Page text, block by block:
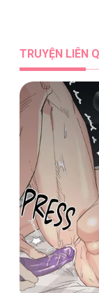
TRUYỆN LIÊN